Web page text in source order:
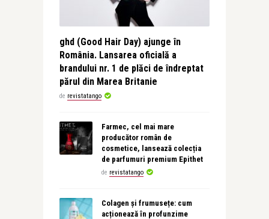
ghd (Good Hair Day) ajunge în
România. Lansarea oficială a
brandului nr. 1 de plăci de îndreptat
părul din Marea Britanie
de revistatango
Farmec, cel mai mare
producător român de
cosmetice, lansează colecția
de parfumuri premium Epithet
de revistatango
Colagen și frumusețe: cum
acționează în profunzime